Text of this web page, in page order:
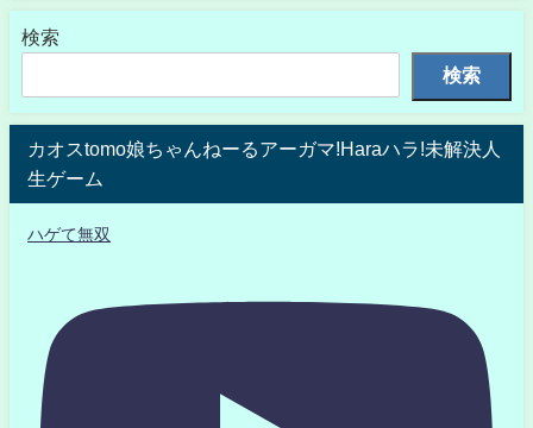
検索
検索
カオスtomo娘ちゃんねーるアーガマ!Haraハラ!未解決人
生ゲーム
ハゲて無双